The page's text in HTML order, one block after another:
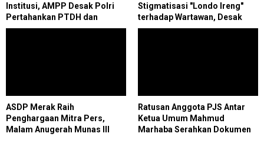
Institusi, AMPP Desak Polri
Pertahankan PTDH dan
Pidanakan Kompol DK
Stigmatisasi "Londo Ireng"
terhadap Wartawan, Desak
Presiden Prabowo Cabut
ASDP Merak Raih
Penghargaan Mitra Pers,
Malam Anugerah Munas III
Ratusan Anggota PJS Antar
Ketua Umum Mahmud
Marhaba Serahkan Dokumen